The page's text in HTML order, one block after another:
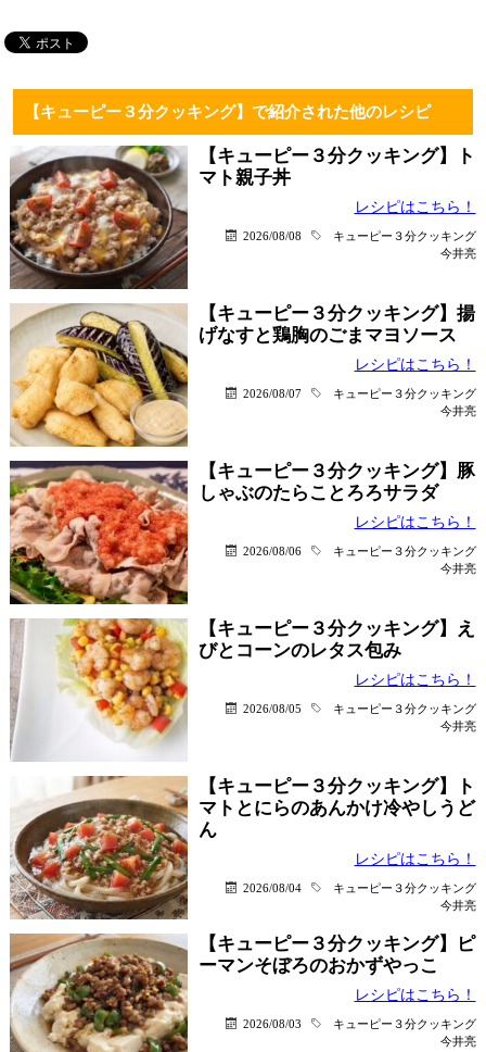
【キューピー３分クッキング】で紹介された他のレシピ
【キューピー３分クッキング】ト
マト親子丼
レシピはこちら！
2026/08/08
キューピー３分クッキング
今井亮
【キューピー３分クッキング】揚
げなすと鶏胸のごまマヨソース
レシピはこちら！
2026/08/07
キューピー３分クッキング
今井亮
【キューピー３分クッキング】豚
しゃぶのたらことろろサラダ
レシピはこちら！
2026/08/06
キューピー３分クッキング
今井亮
【キューピー３分クッキング】え
びとコーンのレタス包み
レシピはこちら！
2026/08/05
キューピー３分クッキング
今井亮
【キューピー３分クッキング】ト
マトとにらのあんかけ冷やしうど
ん
レシピはこちら！
2026/08/04
キューピー３分クッキング
今井亮
【キューピー３分クッキング】ピ
ーマンそぼろのおかずやっこ
レシピはこちら！
2026/08/03
キューピー３分クッキング
今井亮